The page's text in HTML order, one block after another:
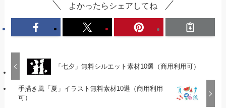
よかったらシェアしてね
「七夕」無料シルエット素材10選（商用利用可）
手描き風「夏」イラスト無料素材10選（商用利用
可）